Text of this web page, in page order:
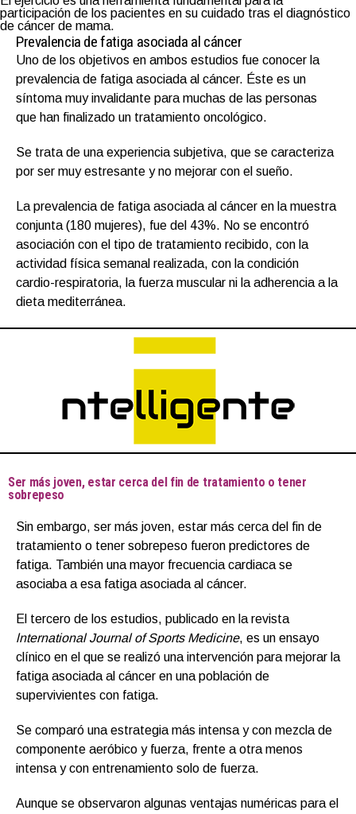
participación de los pacientes en su cuidado tras el diagnóstico
de cáncer de mama.
Prevalencia de fatiga asociada al cáncer
Uno de los objetivos en ambos estudios fue conocer la
prevalencia de fatiga asociada al cáncer. Éste es un
síntoma muy invalidante para muchas de las personas
que han finalizado un tratamiento oncológico.
Se trata de una experiencia subjetiva, que se caracteriza
por ser muy estresante y no mejorar con el sueño.
La prevalencia de fatiga asociada al cáncer en la muestra
conjunta (180 mujeres), fue del 43%. No se encontró
asociación con el tipo de tratamiento recibido, con la
actividad física semanal realizada, con la condición
cardio-respiratoria, la fuerza muscular ni la adherencia a la
dieta mediterránea.
Ser más joven, estar cerca del fin de tratamiento o tener
sobrepeso
Sin embargo, ser más joven, estar más cerca del fin de
tratamiento o tener sobrepeso fueron predictores de
fatiga. También una mayor frecuencia cardiaca se
asociaba a esa fatiga asociada al cáncer.
El tercero de los estudios, publicado en la revista
lnternational Journal of Sports Medicine, es un ensayo
clínico en el que se realizó una intervención para mejorar la
fatiga asociada al cáncer en una población de
supervivientes con fatiga.
Se comparó una estrategia más intensa y con mezcla de
componente aeróbico y fuerza, frente a otra menos
intensa y con entrenamiento solo de fuerza.
Aunque se observaron algunas ventajas numéricas para el